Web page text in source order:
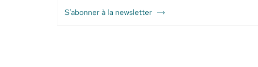
S'abonner à la newsletter
du